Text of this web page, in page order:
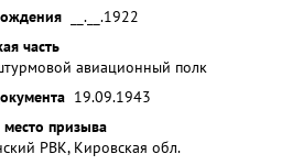
__.__.1922
часть
авиационный полк
19.09.1943
призыва
РВК, Кировская обл.